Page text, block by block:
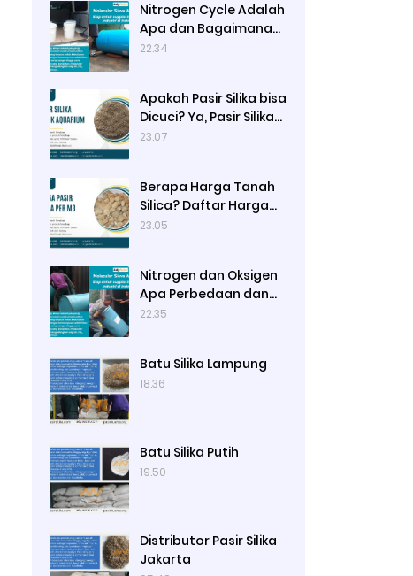
Jual Ozone Generator
Nitrogen Cycle Adalah
Apa dan Bagaimana
Prosesnya?
22.34
Apakah Pasir Silika bisa
Dicuci? Ya, Pasir Silika
untuk Filter Air Bisa
23.07
Berapa Harga Tanah
Silica? Daftar Harga
Tanah Silika Putih
23.05
Nitrogen dan Oksigen
Apa Perbedaan dan
Hubungannya di
22.35
Batu Silika Lampung
18.36
Batu Silika Putih
19.50
Distributor Pasir Silika
Jakarta